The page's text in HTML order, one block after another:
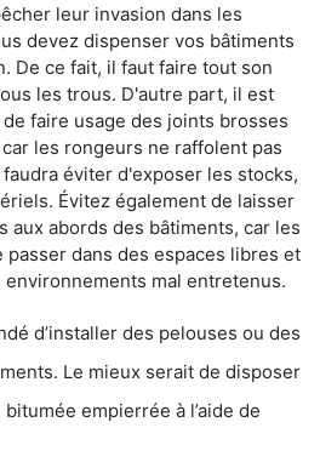
leur invasion dans les
devez dispenser vos bâtiments
De ce fait, il faut faire tout son
les trous. D'autre part, il est
faire usage des joints brosses
les rongeurs ne raffolent pas
éviter d'exposer les stocks,
Évitez également de laisser
aux abords des bâtiments, car les
dans des espaces libres et
mal entretenus.
d’installer des pelouses ou des
Le mieux serait de disposer
empierrée à l’aide de